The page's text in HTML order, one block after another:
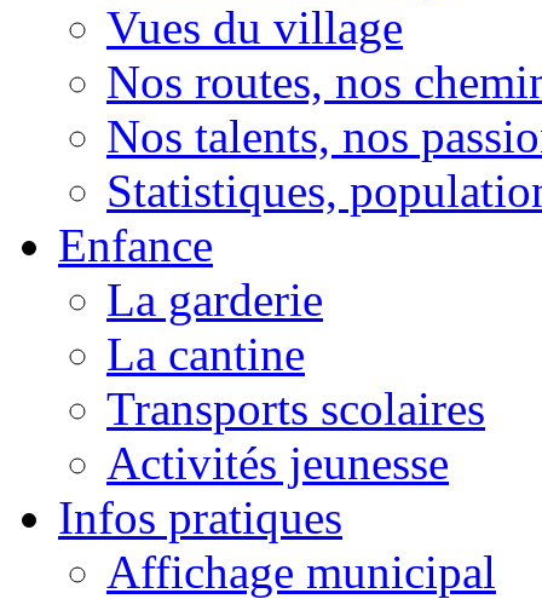
Vues du village
Nos routes, nos
Nos talents, nos
Statistiques,
Enfance
La garderie
La cantine
Transports scolaires
Activités jeunesse
Infos pratiques
Affichage municipal